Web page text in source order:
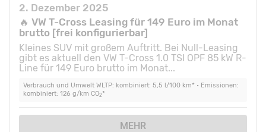
2. Dezember 2025
🔥 VW T-Cross Leasing für 149 Euro im Monat
brutto [frei konfigurierbar]
Kleines SUV mit großem Auftritt. Bei Null-Leasing
gibt es aktuell den VW T-Cross 1.0 TSI OPF 85 kW R-
Line für 149 Euro brutto im Monat...
Verbrauch und Umwelt WLTP: kombiniert: 5,5 l/100 km* • Emissionen:
kombiniert: 126 g/km CO2*
MEHR